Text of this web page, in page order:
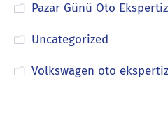
Pazar Günü Oto Ekspertiz
Uncategorized
Volkswagen oto ekspertiz